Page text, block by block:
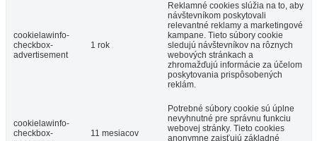
cookielawinfo-
checkbox-
advertisement
1 rok
Reklamné cookies slúžia na to, aby
návštevníkom poskytovali
relevantné reklamy a marketingové
kampane. Tieto súbory cookie
sledujú návštevníkov na rôznych
webových stránkach a
zhromažďujú informácie za účelom
poskytovania prispôsobených
reklám.
cookielawinfo-
checkbox-
11 mesiacov
Potrebné súbory cookie sú úplne
nevyhnutné pre správnu funkciu
webovej stránky. Tieto cookies
anonymne zaisťujú základné